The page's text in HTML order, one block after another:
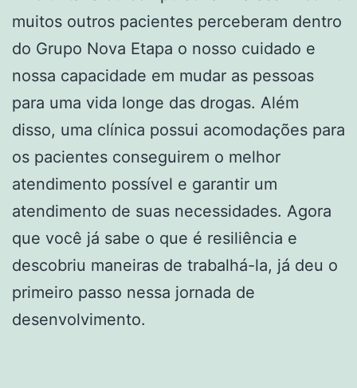
muitos outros pacientes perceberam dentro
do Grupo Nova Etapa o nosso cuidado e
nossa capacidade em mudar as pessoas
para uma vida longe das drogas. Além
disso, uma clínica possui acomodações para
os pacientes conseguirem o melhor
atendimento possível e garantir um
atendimento de suas necessidades. Agora
que você já sabe o que é resiliência e
descobriu maneiras de trabalhá-la, já deu o
primeiro passo nessa jornada de
desenvolvimento.